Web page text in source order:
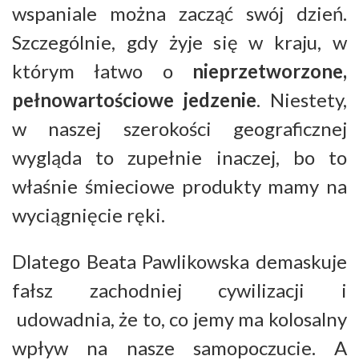
wspaniale można zacząć swój dzień.
Szczególnie, gdy żyje się w kraju, w
którym łatwo o nieprzetworzone,
pełnowartościowe jedzenie. Niestety,
w naszej szerokości geograficznej
wygląda to zupełnie inaczej, bo to
właśnie śmieciowe produkty mamy na
wyciągnięcie ręki.
Dlatego Beata Pawlikowska demaskuje
fałsz zachodniej cywilizacji i
udowadnia, że to, co jemy ma kolosalny
wpływ na nasze samopoczucie. A